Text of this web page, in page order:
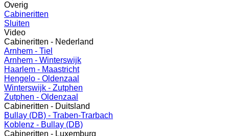
Overig
Cabineritten
Sluiten
Video
Cabineritten - Nederland
Arnhem - Tiel
Arnhem - Winterswijk
Haarlem - Maastricht
Hengelo - Oldenzaal
Winterswijk - Zutphen
Zutphen - Oldenzaal
Cabineritten - Duitsland
Bullay (DB) - Traben-Trarbach
Koblenz - Bullay (DB)
Cabineritten - Luxemburg